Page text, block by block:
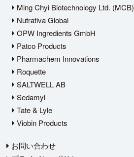
Ming Chyi Biotechnology Ltd. (MCB)
Nutrativa Global
OPW Ingredients GmbH
Patco Products
Pharmachem Innovations
Roquette
SALTWELL AB
Sedamyl
Tate & Lyle
Viobin Products
お問い合わせ